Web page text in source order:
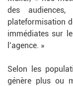
des
plateformisation
immédiates sur
l’agence. »
Selon les
génère plus ou